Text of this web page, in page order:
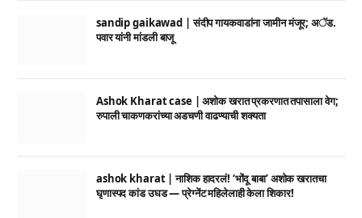
sandip gaikawad | संदीप गायकवाडांना जामीन मंजूर; अॅड.
पवार यांनी मांडली बाजू
Ashok Kharat case | अशोक खरात प्रकरणात तपासाला वेग;
रुपाली चाकणकरांच्या अडचणी वाढण्याची शक्यता
ashok kharat | नाशिक हादरलं! ‘भोंदू बाबा’ अशोक खरातचा
घृणास्पद कांड उघड — प्रेग्नेंट महिलेलाही केला शिकार!